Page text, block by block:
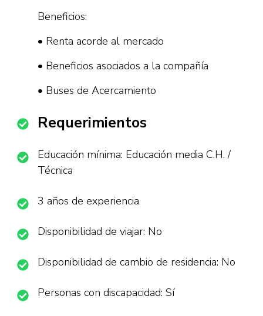
Beneficios:
• Renta acorde al mercado
• Beneficios asociados a la compañía
• Buses de Acercamiento
Requerimientos
Educación mínima: Educación media C.H. /
Técnica
3 años de experiencia
Disponibilidad de viajar: No
Disponibilidad de cambio de residencia: No
Personas con discapacidad: Sí